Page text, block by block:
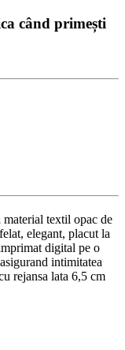
când primești
textil opac de
elegant, placut la
digital pe o
intimitatea
rejansa lata 6,5 cm